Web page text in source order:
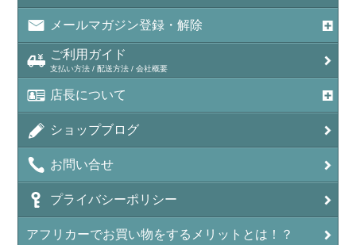
メールマガジン登録・解除
ご利用ガイド
支払い方法 / 配送方法 / 会社概要
店長について
ショップブログ
お問い合せ
プライバシーポリシー
アフリカーでお買い物をするメリットとは！？